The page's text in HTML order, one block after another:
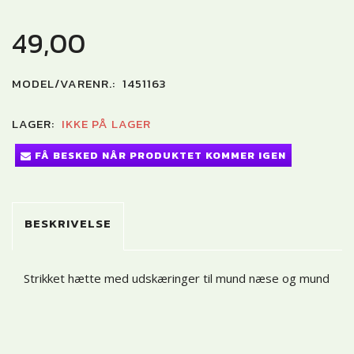
49,00
MODEL/VARENR.: 1451163
LAGER: IKKE PÅ LAGER
FÅ BESKED NÅR PRODUKTET KOMMER IGEN
BESKRIVELSE
Strikket hætte med udskæringer til mund næse og mund